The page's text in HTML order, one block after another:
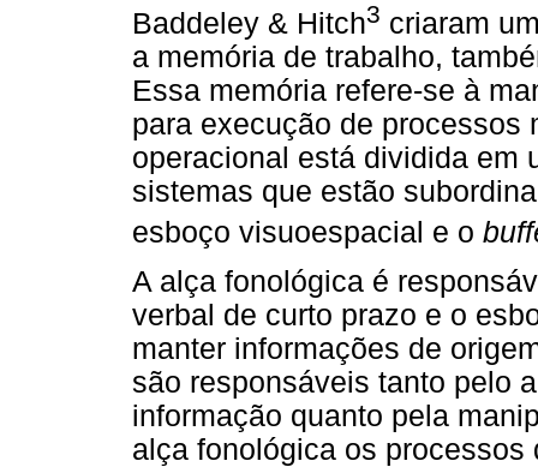
Baddeley & Hitch3 criaram
a memória de trabalho,
Essa memória refere-se à
para execução de processos
operacional está dividida em
sistemas que estão
esboço visuoespacial e o
A alça fonológica é
verbal de curto prazo e o
manter informações de
são responsáveis tanto pelo
informação quanto pela
alça fonológica os